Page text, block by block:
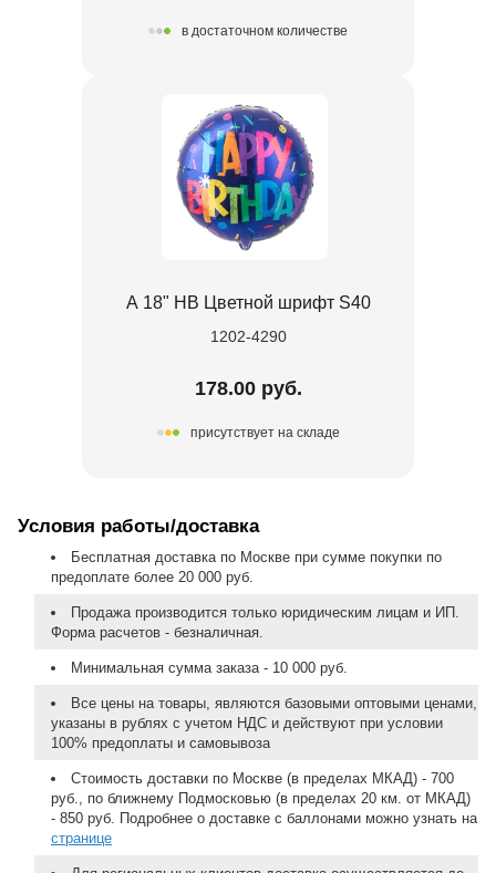
в достаточном количестве
А 18" HB Цветной шрифт S40
1202-4290
178.00 руб.
присутствует на складе
Условия работы/доставка
Бесплатная доставка по Москве при сумме покупки по
предоплате более 20 000 руб.
Продажа производится только юридическим лицам и ИП.
Форма расчетов - безналичная.
Минимальная сумма заказа - 10 000 руб.
Все цены на товары, являются базовыми оптовыми ценами,
указаны в рублях с учетом НДС и действуют при условии
100% предоплаты и самовывоза
Стоимость доставки по Москве (в пределах МКАД) - 700
руб., по ближнему Подмосковью (в пределах 20 км. от МКАД)
- 850 руб. Подробнее о доставке с баллонами можно узнать на
странице